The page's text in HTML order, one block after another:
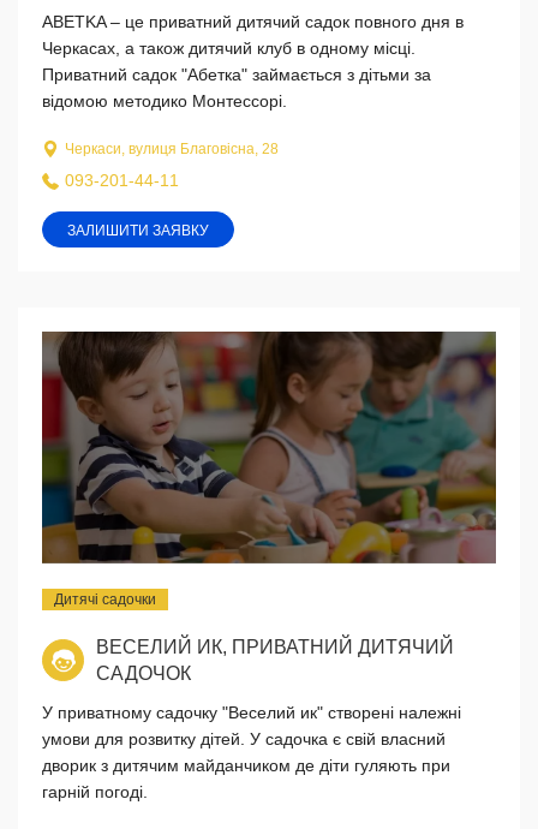
ABETKA – це приватний дитячий садок повного дня в
Черкасах, а також дитячий клуб в одному місці.
Приватний садок "Абетка" займається з дітьми за
відомою методико Монтессорі.
Черкаси, вулиця Благовісна, 28
093-201-44-11
ЗАЛИШИТИ ЗАЯВКУ
Дитячі садочки
ВЕСЕЛИЙ ИК, ПРИВАТНИЙ ДИТЯЧИЙ
САДОЧОК
У приватному садочку "Веселий ик" створені належні
умови для розвитку дітей. У садочка є свій власний
дворик з дитячим майданчиком де діти гуляють при
гарній погоді.